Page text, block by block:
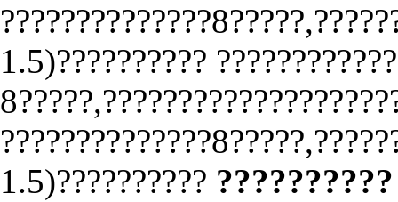
1.5)??????????
1.5)?????????? ??????????